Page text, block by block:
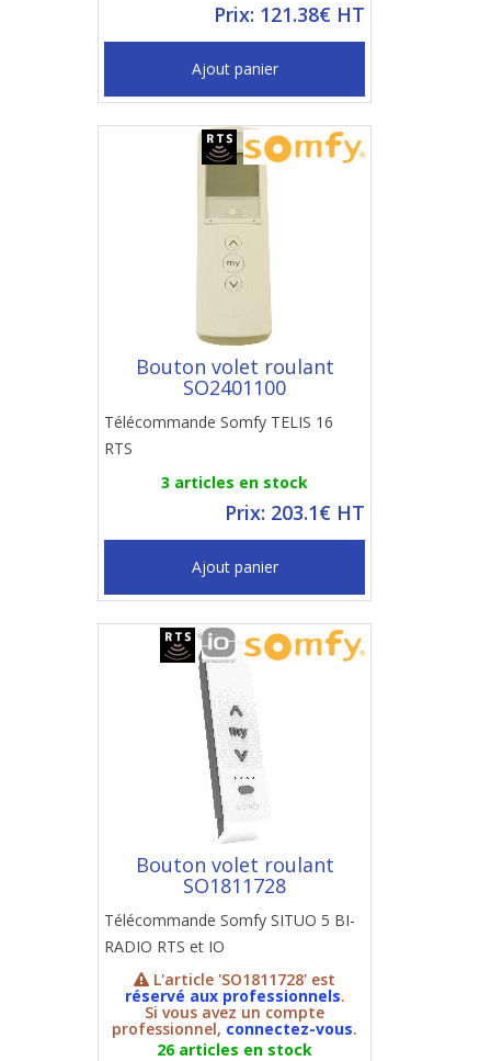
Prix: 121.38€ HT
Ajout panier
Bouton volet roulant
SO2401100
Télécommande Somfy TELIS 16
RTS
3 articles en stock
Prix: 203.1€ HT
Ajout panier
Bouton volet roulant
SO1811728
Télécommande Somfy SITUO 5 BI-
RADIO RTS et IO
L'article 'SO1811728' est
réservé aux professionnels.
Si vous avez un compte
professionnel, connectez-vous.
26 articles en stock